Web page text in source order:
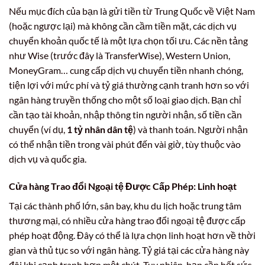
Nếu mục đích của bạn là gửi tiền từ Trung Quốc về Việt Nam
(hoặc ngược lại) mà không cần cầm tiền mặt, các dịch vụ
chuyển khoản quốc tế là một lựa chọn tối ưu. Các nền tảng
như Wise (trước đây là TransferWise), Western Union,
MoneyGram… cung cấp dịch vụ chuyển tiền nhanh chóng,
tiện lợi với mức phí và tỷ giá thường cạnh tranh hơn so với
ngân hàng truyền thống cho một số loại giao dịch. Bạn chỉ
cần tạo tài khoản, nhập thông tin người nhận, số tiền cần
chuyển (ví dụ, 1 tỷ nhân dân tệ) và thanh toán. Người nhận
có thể nhận tiền trong vài phút đến vài giờ, tùy thuộc vào
dịch vụ và quốc gia.
Cửa hàng Trao đổi Ngoại tệ Được Cấp Phép: Linh hoạt
Tại các thành phố lớn, sân bay, khu du lịch hoặc trung tâm
thương mại, có nhiều cửa hàng trao đổi ngoại tệ được cấp
phép hoạt động. Đây có thể là lựa chọn linh hoạt hơn về thời
gian và thủ tục so với ngân hàng. Tỷ giá tại các cửa hàng này